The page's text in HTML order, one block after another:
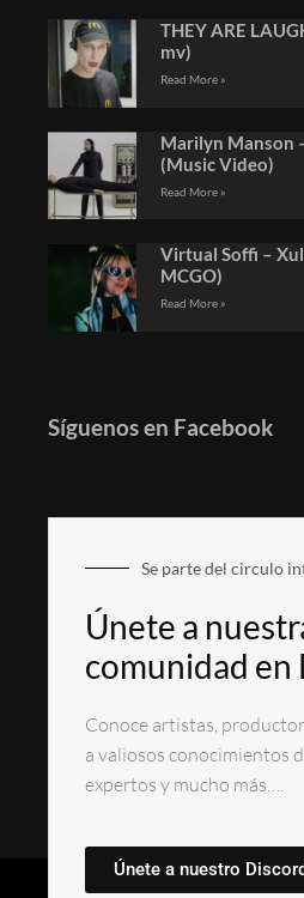
THEY ARE
mv)
Read More »
Marilyn Manson
(Music Video)
Read More »
Virtual Soffi –
MCGO)
Read More »
Síguenos en Facebook
Se parte del circulo
Únete a
comunidad en
Conoce artistas,
a valiosos conocimientos
expertos y mucho más….
Únete a nuestro Discord